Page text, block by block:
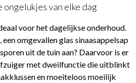
ongelukjes van elke dag
voor het dagelijkse onderhoud.
omgevallen glas sinaasappelsap
uit de tuin aan? Daarvoor is er
met dweilfunctie die uitblinkt
en moeiteloos moeilijk